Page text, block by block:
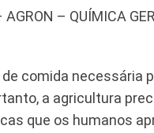
AGRON – QUÍMICA
de comida necessária
a agricultura
que os humanos